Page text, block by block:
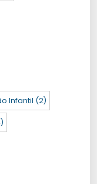
Infantil (2)